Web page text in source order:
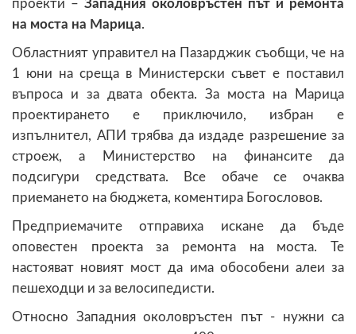
проекти – Западния околовръстен път и ремонта
на моста на Марица.
Областният управител на Пазарджик съобщи, че на
1 юни на среща в Министерски съвет е поставил
въпроса и за двата обекта. За моста на Марица
проектирането е приключило, избран е
изпълнител, АПИ трябва да издаде разрешение за
строеж, а Министерство на финансите да
подсигури средствата. Все обаче се очаква
приемането на бюджета, коментира Богословов.
Предприемачите отправиха искане да бъде
оповестен проекта за ремонта на моста. Те
настояват новият мост да има обособени алеи за
пешеходци и за велосипедисти.
Относно Западния околовръстен път - нужни са